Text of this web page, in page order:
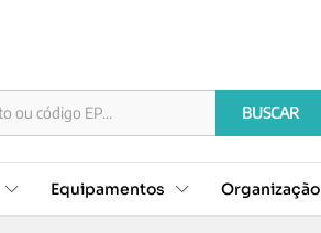
BUSCAR
Equipamentos